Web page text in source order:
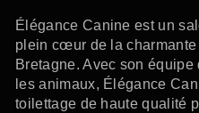
Élégance Canine est un
plein cœur de la
Bretagne. Avec son
les animaux, Élégance
toilettage de haute qualité